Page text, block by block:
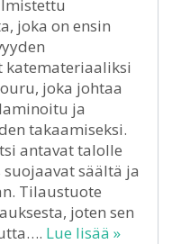
joka on ensin
katemateriaaliksi
joka johtaa
ja
takaamiseksi.
antavat talolle
säältä ja
Tilaustuote
joten sen
Lue lisää »